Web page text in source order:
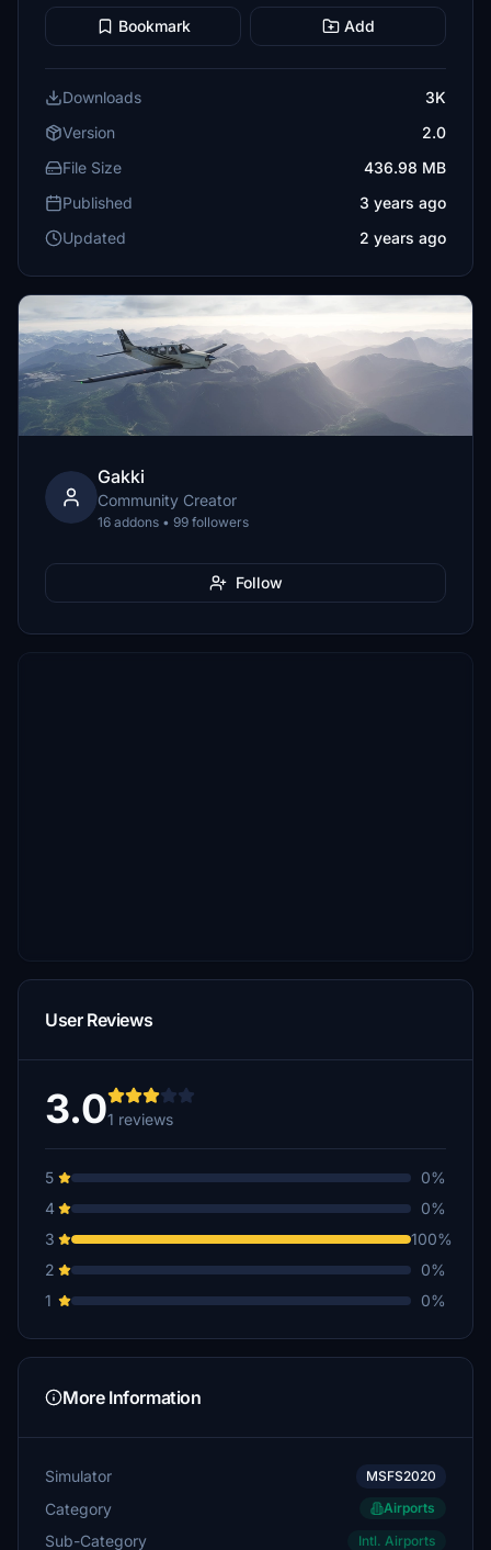
Bookmark Add
Downloads
3K
Version
2.0
File Size
436.98 MB
Published
3 years ago
Updated
2 years ago
Gakki
Community Creator
16 addons • 99 followers
Follow
User Reviews
3.01 reviews
5
0%
4
0%
3
100%
2
0%
1
0%
More Information
Simulator MSFS2020
Category Airports
Sub-Category Intl. Airports